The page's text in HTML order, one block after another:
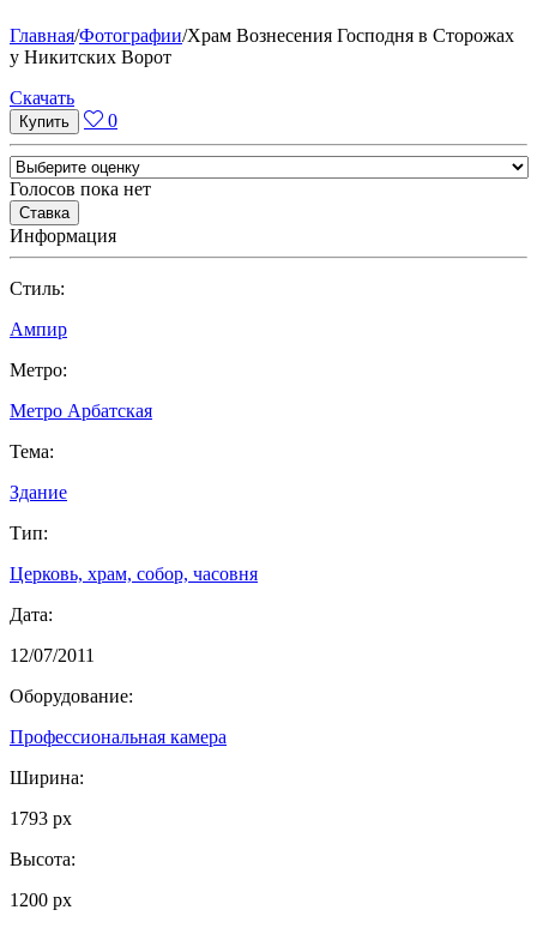
Главная/Фотографии/Храм Вознесения Господня в Сторожах
у Никитских Ворот
Cкачать
0
Голосов пока нет
Информация
Cтиль:
Ампир
Метро:
Метро Арбатская
Тема:
Здание
Тип:
Церковь, храм, собор, часовня
Дата:
12/07/2011
Оборудование:
Профессиональная камера
Ширина:
1793 px
Высота:
1200 px